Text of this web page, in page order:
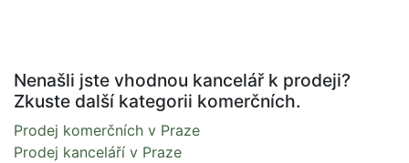
Nenašli jste vhodnou kancelář k prodeji?
Zkuste další kategorii komerčních.
Prodej komerčních v Praze
Prodej kanceláří v Praze